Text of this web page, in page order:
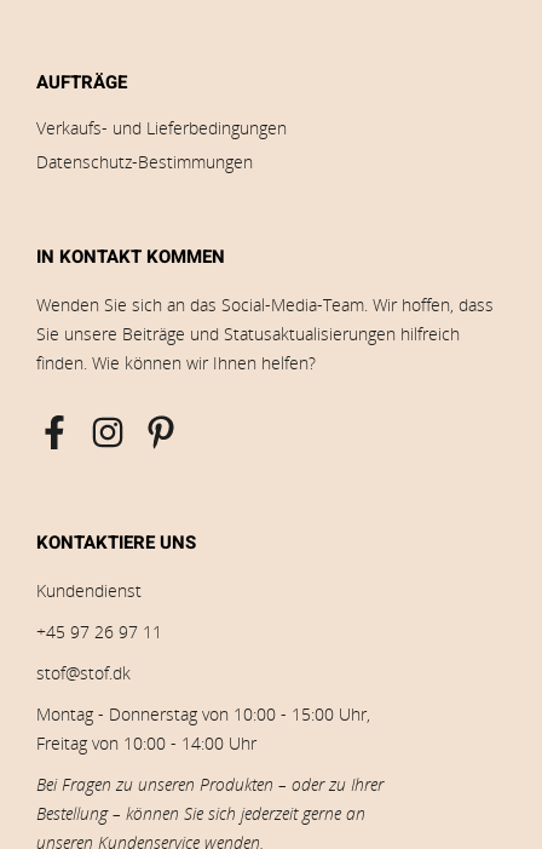
AUFTRÄGE
Verkaufs- und Lieferbedingungen
Datenschutz-Bestimmungen
IN KONTAKT KOMMEN
Wenden Sie sich an das Social-Media-Team. Wir hoffen, dass
Sie unsere Beiträge und Statusaktualisierungen hilfreich
finden. Wie können wir Ihnen helfen?
KONTAKTIERE UNS
Kundendienst
+45 97 26 97 11
stof@stof.dk
Montag - Donnerstag von 10:00 - 15:00 Uhr,
Freitag von 10:00 - 14:00 Uhr
Bei Fragen zu unseren Produkten – oder zu Ihrer
Bestellung – können Sie sich jederzeit gerne an
unseren Kundenservice wenden.